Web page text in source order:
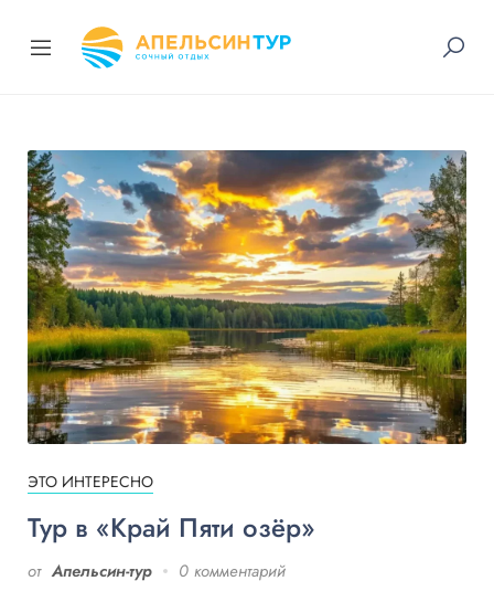
ЭТО ИНТЕРЕСНО
Тур в «Край Пяти озёр»
от Апельсин-тур 0 комментарий